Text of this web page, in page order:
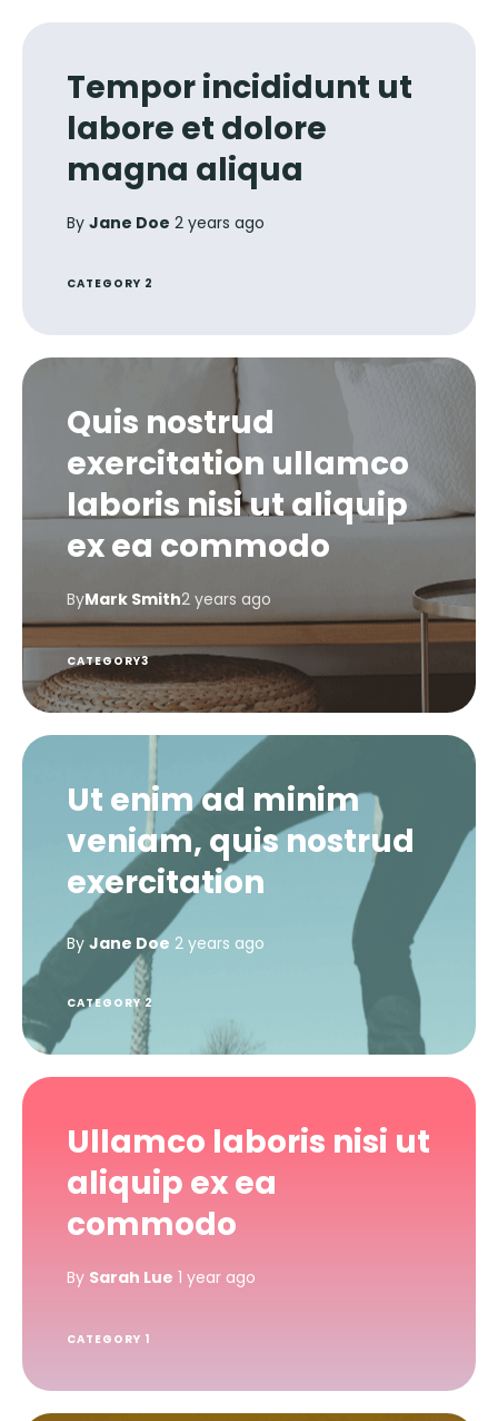
Tempor incididunt ut
labore et dolore
magna aliqua
By Jane Doe 2 years ago
CATEGORY 2
Quis nostrud
exercitation ullamco
laboris nisi ut aliquip
ex ea commodo
ByMark Smith2 years ago
CATEGORY3
Ut enim ad minim
veniam, quis nostrud
exercitation
By Jane Doe 2 years ago
CATEGORY 2
Ullamco laboris nisi ut
aliquip ex ea
commodo
By Sarah Lue 1 year ago
CATEGORY 1